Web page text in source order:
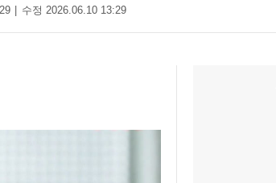
수정 2026.06.10 13:29